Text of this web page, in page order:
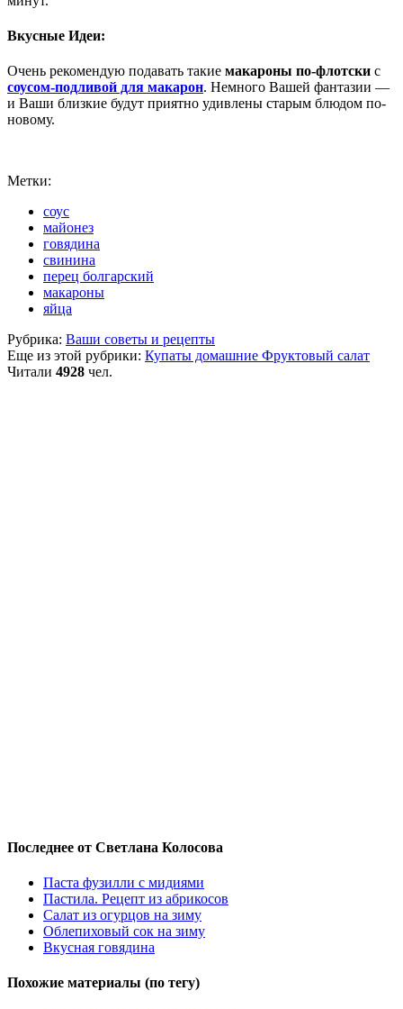
Вкусные Идеи:
Очень рекомендую подавать такие макароны по-флотски с
соусом-подливой для макарон. Немного Вашей фантазии —
и Ваши близкие будут приятно удивлены старым блюдом по-
новому.
Метки:
соус
майонез
говядина
свинина
перец болгарский
макароны
яйца
Рубрика: Ваши советы и рецепты
Еще из этой рубрики: Купаты домашние Фруктовый салат
Читали 4928 чел.
Последнее от Светлана Колосова
Паста фузилли с мидиями
Пастила. Рецепт из абрикосов
Салат из огурцов на зиму
Облепиховый сок на зиму
Вкусная говядина
Похожие материалы (по тегу)